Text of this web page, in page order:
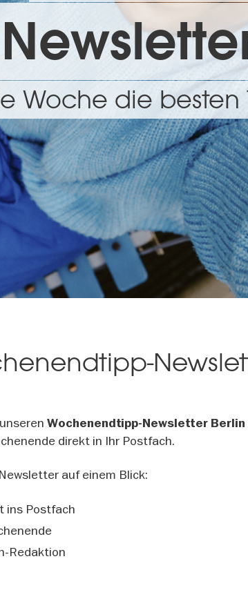
Woche die besten
Wochenendtipp-Newsletter Berlin
direkt in Ihr Postfach.
auf einem Blick:
ins Postfach
Redaktion